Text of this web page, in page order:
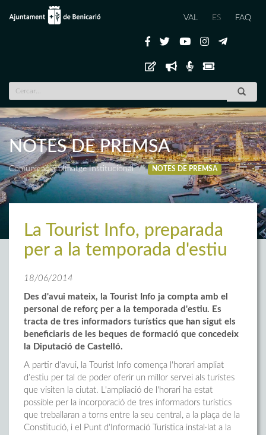
VAL ES FAQ
NOTES DE PREMSA
Comunicació i Imatge Institucional NOTES DE PREMSA
La Tourist Info, preparada
per a la temporada d'estiu
18/06/2014
Des d'avui mateix, la Tourist Info ja compta amb el
personal de reforç per a la temporada d'estiu. Es
tracta de tres informadors turístics que han sigut els
beneficiaris de les beques de formació que concedeix
la Diputació de Castelló.
A partir d'avui, la Tourist Info comença l'horari ampliat
d'estiu per tal de poder oferir un millor servei als turistes
que visiten la ciutat. L'ampliació de l'horari ha estat
possible per la incorporació de tres informadors turístics
que treballaran a torns entre la seu central, a la plaça de la
Constitució, i el Punt d'Informació Turística instal·lat a la